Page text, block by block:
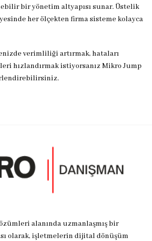
bir yönetim altyapısı sunar. Üstelik
her ölçekten firma sisteme kolayca
verimliliği artırmak, hataları
hızlandırmak istiyorsanız Mikro Jump
alanında uzmanlaşmış bir
olarak, işletmelerin dijital dönüşüm